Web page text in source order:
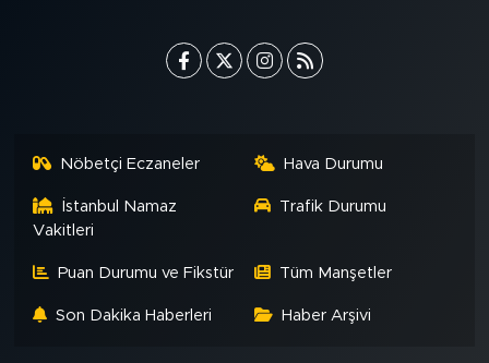
Nöbetçi Eczaneler Hava Durumu
İstanbul Namaz
Vakitleri
Trafik Durumu
Puan Durumu ve Fikstür Tüm Manşetler
Son Dakika Haberleri Haber Arşivi
ALINTI YAZARLAR